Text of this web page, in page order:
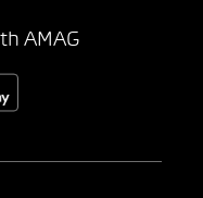
AMAG